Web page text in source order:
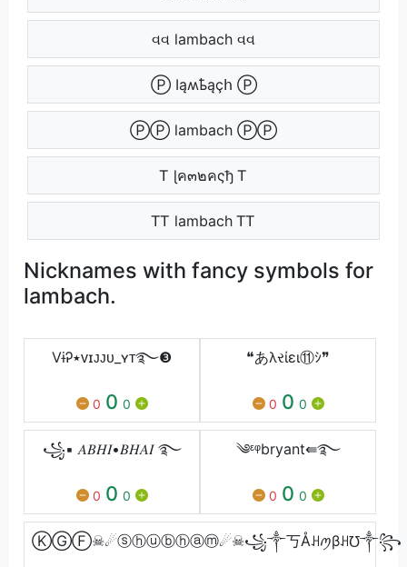
વવ lambach વવ
Ⓟ Ӏąʍҍąçհ Ⓟ
ⓅⓅ lambach ⓅⓅ
Ꭲ ɭค๓๒คςђ Ꭲ
ᎢᎢ lambach ᎢᎢ
Nicknames with fancy symbols for
lambach.
VɨᎮ٭ᴠɪᴊᴊᴜ_ʏᴛ࿐❸
0 0 0
❝あλરίει⑪ｼ❞
0 0 0
꧁▪ 𝐴𝐵𝐻𝐼•𝐵𝐻𝐴𝐼 ࿐
0 0 0
༄ᵋᵠbryant⇚࿐
0 0 0
ⓀⒼⒻ☠☄ⓢⓗⓤⓑⓗⓐⓜ☄☠꧁༒丂Åꃅꪑβꃅ℧༒꧂